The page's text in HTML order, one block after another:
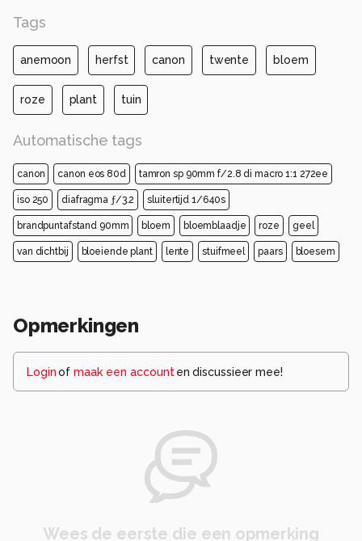
Tags
anemoon herfst canon twente bloem
roze plant tuin
Automatische tags
canon canon eos 80d tamron sp 90mm f/2.8 di macro 1:1 272ee
iso 250 diafragma ƒ/3.2 sluitertijd 1/640s
brandpuntafstand 90mm bloem bloemblaadje roze geel
van dichtbij bloeiende plant lente stuifmeel paars bloesem
Opmerkingen
Loginof maak een account en discussieer mee!
Wees de eerste die een opmerking